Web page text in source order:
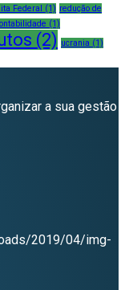
Federal (1) redução de
(1)
(2) ucrania (1)
a sua gestão